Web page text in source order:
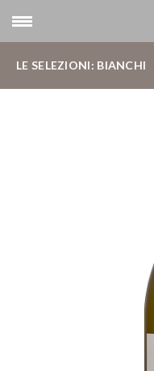
LE SELEZIONI: BIANCHI